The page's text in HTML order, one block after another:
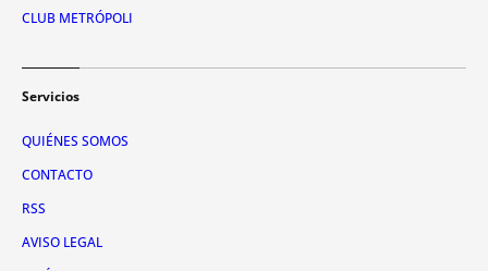
CLUB METRÓPOLI
Servicios
QUIÉNES SOMOS
CONTACTO
RSS
AVISO LEGAL